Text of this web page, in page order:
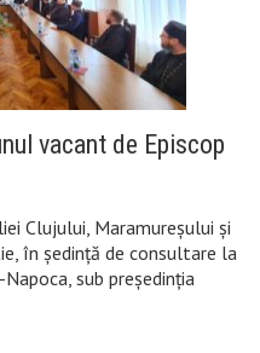
vacant de Episcop
Clujului, Maramureşului şi
în şedinţă de consultare la
sub președinția